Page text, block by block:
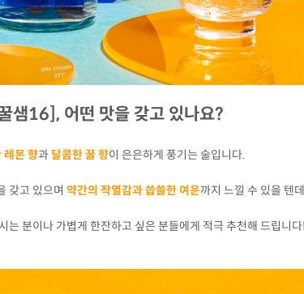
샘16], 어떤 맛을 갖고 있나요?
레몬 향과 달콤한 꿀 향이 은은하게 풍기는 술입니다.
갖고 있으며 약간의 작열감과 씁쓸한 여운까지 느낄 수 있을 텐
는 분이나 가볍게 한잔하고 싶은 분들에게 적극 추천해 드립니다!